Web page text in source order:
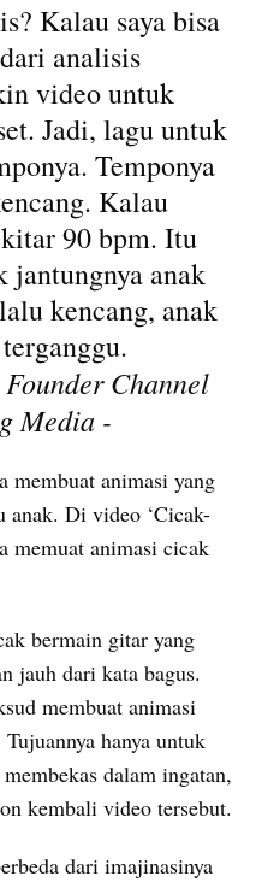
Kalau saya bisa
analisis
video untuk
Jadi, lagu untuk
Temponya
Kalau
90 bpm. Itu
anak
kencang, anak
Channel
Media -
membuat animasi yang
anak. Di video ‘Cicak-
memuat animasi cicak
bermain gitar yang
jauh dari kata bagus.
membuat animasi
hanya untuk
dalam ingatan,
kembali video tersebut.
dari imajinasinya